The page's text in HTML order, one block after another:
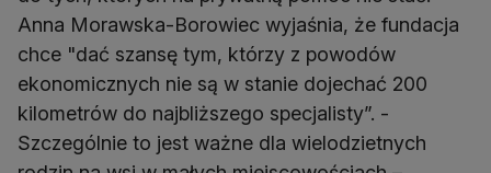
Anna Morawska-Borowiec wyjaśnia, że fundacja
chce "dać szansę tym, którzy z powodów
ekonomicznych nie są w stanie dojechać 200
kilometrów do najbliższego specjalisty”. -
Szczególnie to jest ważne dla wielodzietnych